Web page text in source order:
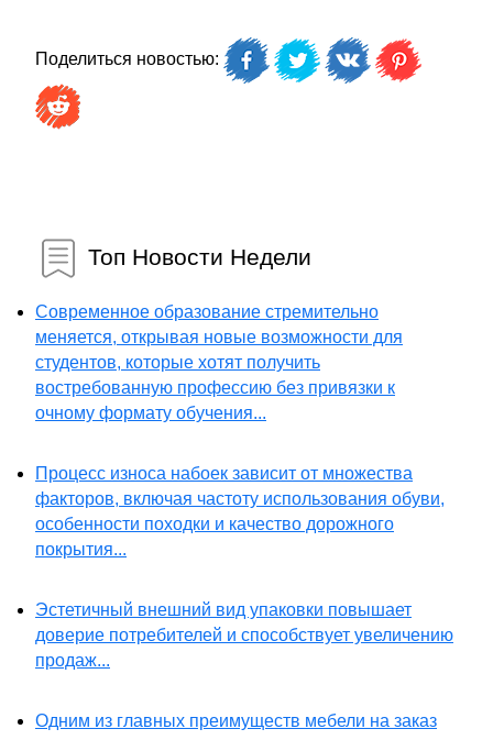
Поделиться новостью:
Топ Новости Недели
Современное образование стремительно
меняется, открывая новые возможности для
студентов, которые хотят получить
востребованную профессию без привязки к
очному формату обучения...
Процесс износа набоек зависит от множества
факторов, включая частоту использования обуви,
особенности походки и качество дорожного
покрытия...
Эстетичный внешний вид упаковки повышает
доверие потребителей и способствует увеличению
продаж...
Одним из главных преимуществ мебели на заказ